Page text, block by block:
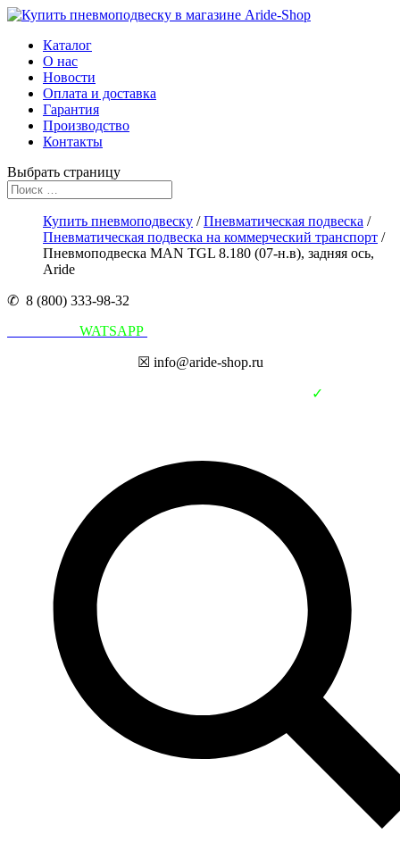
Каталог
О нас
Новости
Оплата и доставка
Гарантия
Производство
Контакты
Выбрать страницу
Купить пневмоподвеску /Пневматическая подвеска /
Пневматическая подвеска на коммерческий транспорт /
Пневмоподвеска MAN TGL 8.180 (07-н.в), задняя ось,
Aride
✆ 8 (800) 333-98-32
WATSAPP
☒ info@aride-shop.ru
✓